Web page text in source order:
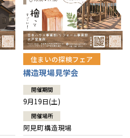
住まいの探検フェア
構造現場見学会
開催期間
9月19日(土)
開催場所
阿見町構造現場